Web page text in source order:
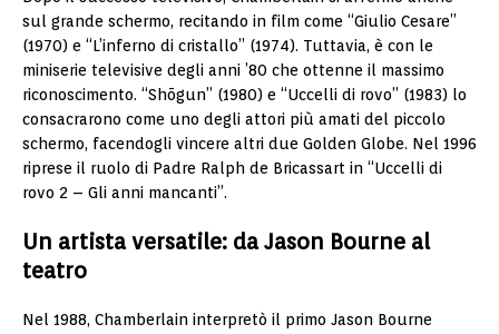
sul grande schermo, recitando in film come “Giulio Cesare”
(1970) e “L’inferno di cristallo” (1974). Tuttavia, è con le
miniserie televisive degli anni ’80 che ottenne il massimo
riconoscimento. “Shōgun” (1980) e “Uccelli di rovo” (1983) lo
consacrarono come uno degli attori più amati del piccolo
schermo, facendogli vincere altri due Golden Globe. Nel 1996
riprese il ruolo di Padre Ralph de Bricassart in “Uccelli di
rovo 2 – Gli anni mancanti”.
Un artista versatile: da Jason Bourne al
teatro
Nel 1988, Chamberlain interpretò il primo Jason Bourne